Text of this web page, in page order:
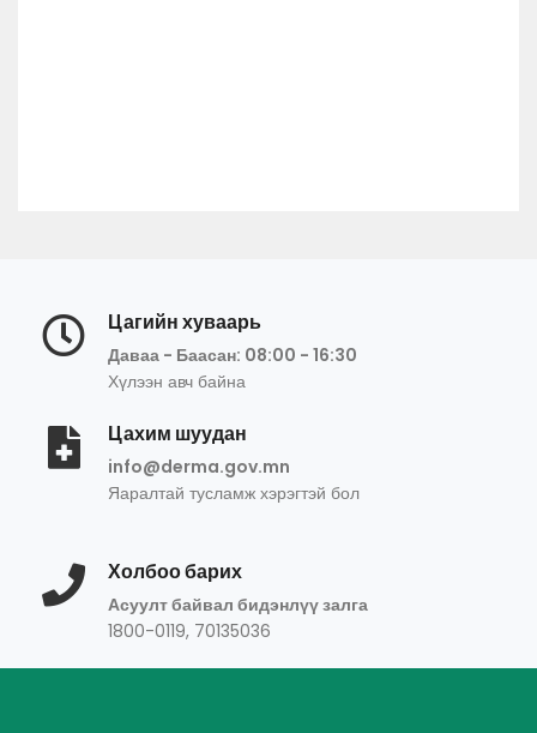
Цагийн хуваарь
Даваа - Баасан: 08:00 - 16:30
Хүлээн авч байна
Цахим шуудан
info@derma.gov.mn
Яаралтай тусламж хэрэгтэй бол
Холбоо барих
Асуулт байвал бидэнлүү залга
1800-0119, 70135036